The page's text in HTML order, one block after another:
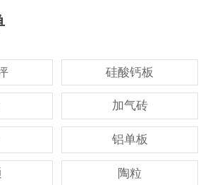
硅酸钙板
加气砖
铝单板
陶粒